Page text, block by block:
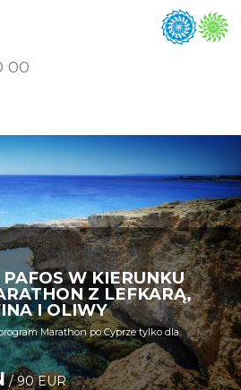
00
W KIERUNKU
Z LEFKARĄ,
I OLIWY
Marathon po Cyprze tylko dla
/ 90 EUR